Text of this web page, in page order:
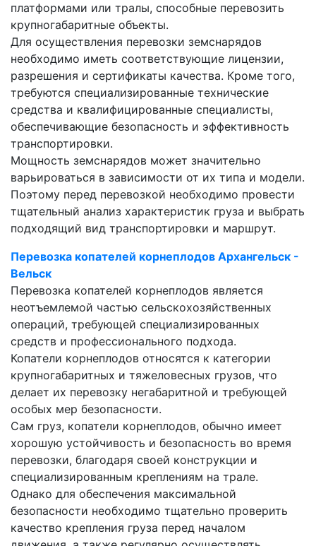
платформами или тралы, способные перевозить
крупногабаритные объекты.
Для осуществления перевозки земснарядов
необходимо иметь соответствующие лицензии,
разрешения и сертификаты качества. Кроме того,
требуются специализированные технические
средства и квалифицированные специалисты,
обеспечивающие безопасность и эффективность
транспортировки.
Мощность земснарядов может значительно
варьироваться в зависимости от их типа и модели.
Поэтому перед перевозкой необходимо провести
тщательный анализ характеристик груза и выбрать
подходящий вид транспортировки и маршрут.
Перевозка копателей корнеплодов Архангельск -
Вельск
Перевозка копателей корнеплодов является
неотъемлемой частью сельскохозяйственных
операций, требующей специализированных
средств и профессионального подхода.
Копатели корнеплодов относятся к категории
крупногабаритных и тяжеловесных грузов, что
делает их перевозку негабаритной и требующей
особых мер безопасности.
Сам груз, копатели корнеплодов, обычно имеет
хорошую устойчивость и безопасность во время
перевозки, благодаря своей конструкции и
специализированным креплениям на трале.
Однако для обеспечения максимальной
безопасности необходимо тщательно проверить
качество крепления груза перед началом